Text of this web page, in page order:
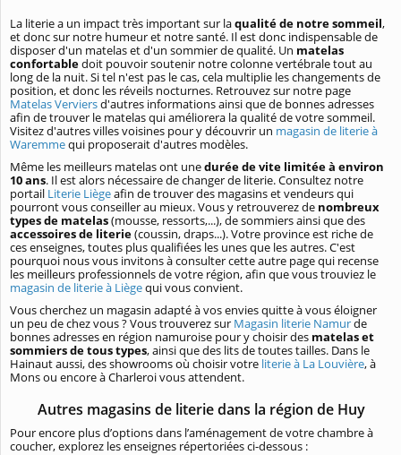
La literie a un impact très important sur laqualité de notre sommeil,
et donc sur notre humeur et notre santé. Il est donc indispensable de
disposer d'un matelas et d'un sommier de qualité. Un matelas
confortabledoit pouvoir soutenir notre colonne vertébrale tout au
long de la nuit. Si tel n'est pas le cas, cela multiplie les changements de
position, et donc les réveils nocturnes. Retrouvez sur notre page
Matelas Verviersd'autres informations ainsi que de bonnes adresses
afin de trouver le matelas qui améliorera la qualité de votre sommeil.
Visitez d'autres villes voisines pour y découvrir un magasin de literie à
Waremmequi proposerait d'autres modèles.
Même les meilleurs matelas ont unedurée de vite limitée à environ
10 ans. Il est alors nécessaire de changer de literie. Consultez notre
portail Literie Liègeafin de trouver des magasins et vendeurs qui
pourront vous conseiller au mieux. Vous y retrouverez de nombreux
types de matelas(mousse, ressorts,...), de sommiers ainsi que des
accessoires de literie(coussin, draps...). Votre province est riche de
ces enseignes, toutes plus qualifiées les unes que les autres. C'est
pourquoi nous vous invitons à consulter cette autre page qui recense
les meilleurs professionnels de votre région, afin que vous trouviez le
magasin de literie à Liègequi vous convient.
Vous cherchez un magasin adapté à vos envies quitte à vous éloigner
un peu de chez vous ? Vous trouverez sur Magasin literie Namurde
bonnes adresses en région namuroise pour y choisir des matelas et
sommiers de tous types, ainsi que des lits de toutes tailles. Dans le
Hainaut aussi, des showrooms où choisir votre literie à La Louvière, à
Mons ou encore à Charleroi vous attendent.
Autres magasins de literie dans la région de Huy
Pour encore plus d’options dans l’aménagement de votre chambre à
coucher, explorez les enseignes répertoriées ci-dessous :